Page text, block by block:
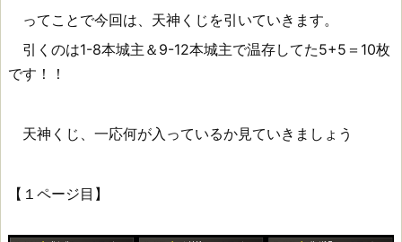
ってことで今回は、天神くじを引いていきます。
引くのは1-8本城主＆9-12本城主で温存してた5+5＝10枚
です！！
天神くじ、一応何が入っているか見ていきましょう
【１ページ目】